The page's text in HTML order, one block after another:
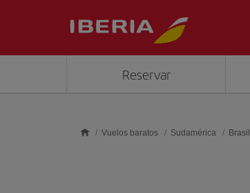
Reservar
Vuelos baratos Sudamérica Brasil